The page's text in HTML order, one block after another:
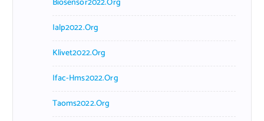
Ialp2022.org
Klivet2022.org
Ifac-Hms2022.org
Taoms2022.org